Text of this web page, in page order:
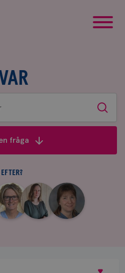
Sök
fråga
|
Maria
Edegran
|
Yvette
Andersson